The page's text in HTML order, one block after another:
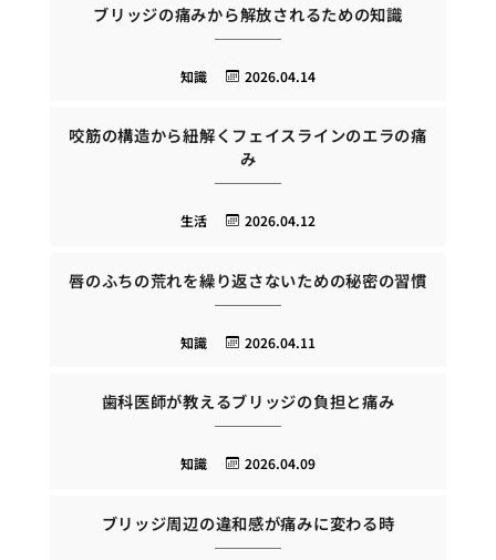
ブリッジの痛みから解放されるための知識
2026.04.14
知識
咬筋の構造から紐解くフェイスラインのエラの痛
み
2026.04.12
生活
唇のふちの荒れを繰り返さないための秘密の習慣
2026.04.11
知識
歯科医師が教えるブリッジの負担と痛み
2026.04.09
知識
ブリッジ周辺の違和感が痛みに変わる時